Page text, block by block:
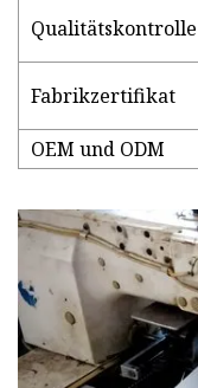
Qualitätskontrolle
Fabrikzertifikat
OEM und ODM